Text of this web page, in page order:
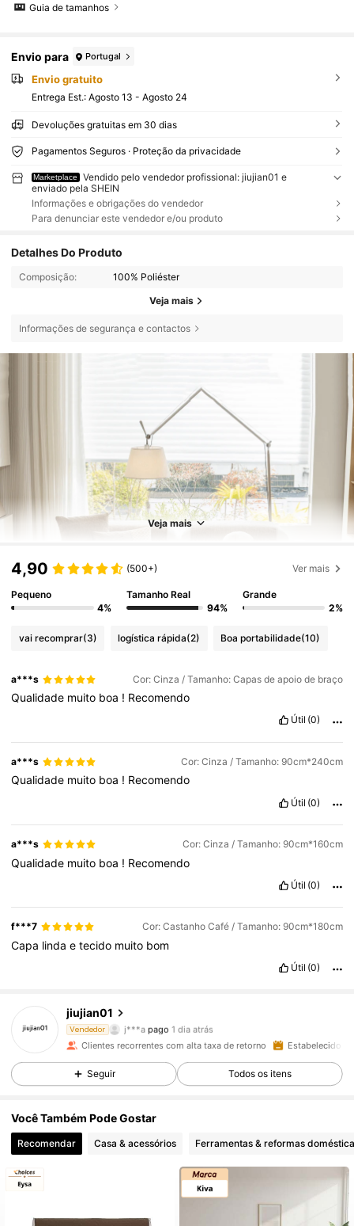
Guia de tamanhos
Envio para Portugal
Envio gratuito
Entrega Est.: Agosto 13 - Agosto 24
Devoluções gratuitas em 30 dias
Pagamentos Seguros · Proteção da privacidade
Marketplace
Vendido pelo vendedor profissional: jiujian01 e
enviado pela SHEIN
Informações e obrigações do vendedor
Para denunciar este vendedor e/ou produto
Detalhes Do Produto
Composição: 100% Poliéster
Veja mais
Informações de segurança e contactos
Veja mais
4,90 (500+) Ver mais
Pequeno
4%
Tamanho Real
94%
Grande
2%
vai recomprar(3) logística rápida(2) Boa portabilidade(10)
a***s Cor: Cinza / Tamanho: Capas de apoio de braço
Qualidade muito boa ! Recomendo
Útil (0)
a***s Cor: Cinza / Tamanho: 90cm*240cm
Qualidade muito boa ! Recomendo
Útil (0)
a***s Cor: Cinza / Tamanho: 90cm*160cm
Qualidade muito boa ! Recomendo
Útil (0)
f***7 Cor: Castanho Café / Tamanho: 90cm*180cm
Capa lindaetecido muito bom
Útil (0)
jiujian01
Vendedor
4,90
j***a pago 1 dia atrás
1.2K Seguidores
4,90 1.2K Seguidores
1.2K Seguidores
Clientes recorrentes com alta taxa de retorno Estabelecido
Seguir Todos os itens
Você Também Pode Gostar
Recomendar Casa & acessórios Ferramentas & reformas